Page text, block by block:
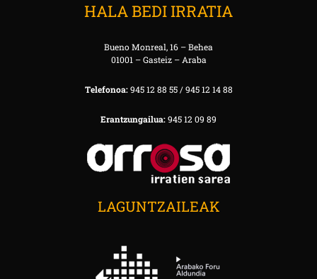
HALA BEDI IRRATIA
Bueno Monreal, 16 – Behea
01001 – Gasteiz – Araba
Telefonoa:945 12 88 55 / 945 12 14 88
Erantzungailua:945 12 09 89
LAGUNTZAILEAK